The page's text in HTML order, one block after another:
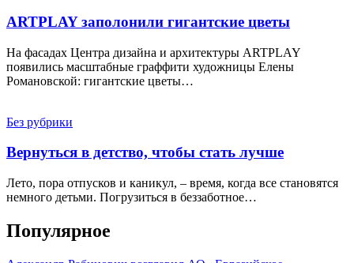
ARTPLAY заполонили гигантские цветы
На фасадах Центра дизайна и архитектуры ARTPLAY
появились масштабные граффити художницы Елены
Романовской: гигантские цветы…
Без рубрики
Вернуться в детство, чтобы стать лучше
Лето, пора отпусков и каникул, – время, когда все становятся
немного детьми. Погрузиться в беззаботное…
Популярное